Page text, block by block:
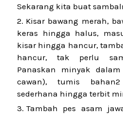
Sekarang kita buat
Kisar bawang merah,
keras hingga halus,
kisar hingga hancur,
hancur, tak perlu
Panaskan minyak
cawan), tumis
sederhana hingga terbit
Tambah pes asam